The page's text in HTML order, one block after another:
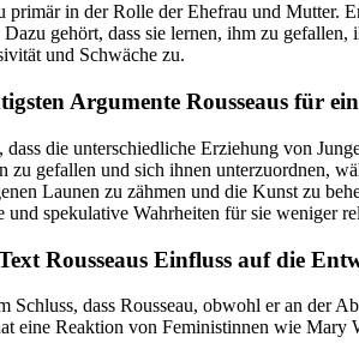
primär in der Rolle der Ehefrau und Mutter.
gehört, dass sie lernen, ihm zu
und Schwäche zu.
Argumente Rousseaus für
dass die unterschiedliche Erziehung von
zu gefallen und sich ihnen unterzuordnen,
Launen zu zähmen und die Kunst zu
und spekulative Wahrheiten für sie weniger
Rousseaus Einfluss auf die
Schluss, dass Rousseau, obwohl er an der
eine Reaktion von Feministinnen wie Mary